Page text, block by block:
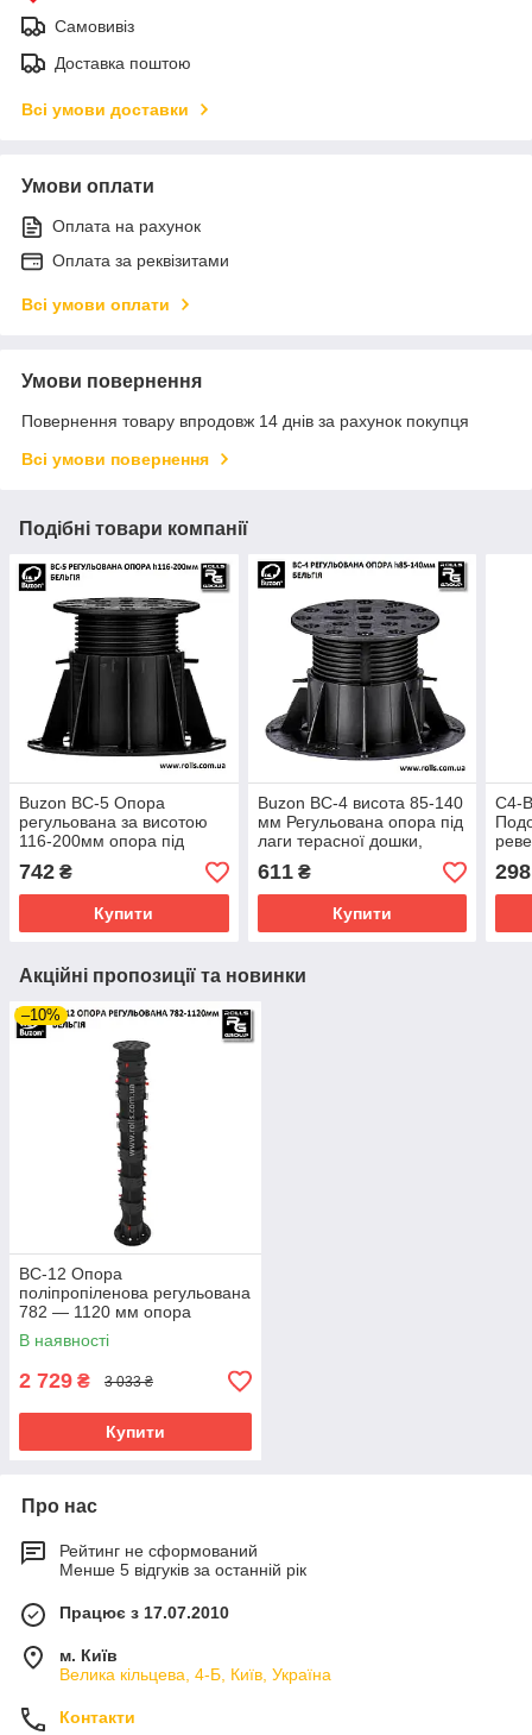
Самовивіз
Доставка поштою
Всі умови доставки
Умови оплати
Оплата на рахунок
Оплата за реквізитами
Всі умови оплати
Умови повернення
Повернення товару впродовж 14 днів за рахунок покупця
Всі умови повернення
Подібні товари компанії
Buzon BC-5 Опора
регульована за висотою
116-200мм опора під
гранітну плиту, опора для
плитки
742 ₴
Купити
Buzon BC-4 висота 85-140
мм Регульована опора під
лаги терасної дошки,
опора під тротуарну
плитку
611₴
Купити
С4-
298
Акційні пропозиції та новинки
–10%
BC-12 Опора
поліпропіленова регульована
782 — 1120 мм опора
гвинтова BC-12-INV Buzon
тераса
В наявності
2 729 ₴ 3 033 ₴
Купити
Про нас
Рейтинг не сформований
Менше 5 відгуків за останній рік
Працює з 17.07.2010
м. Київ
Велика кільцева, 4-Б, Київ, Україна
Контакти